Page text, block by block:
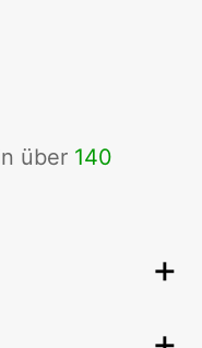
über 140